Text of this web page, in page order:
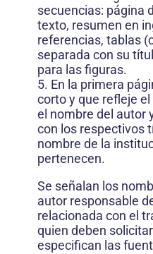
secuencias: página
texto, resumen en
referencias, tablas
separada con su
para las figuras.
5. En la primera
corto y que refleje
el nombre del autor
con los respectivos
nombre de la
pertenecen.
Se señalan los
autor responsable
relacionada con el
quien deben
especifican las